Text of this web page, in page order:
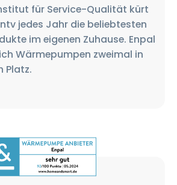
für Service-Qualität kürt
jedes Jahr die beliebtesten
im eigenen Zuhause. Enpal
Wärmepumpen zweimal in
Platz.